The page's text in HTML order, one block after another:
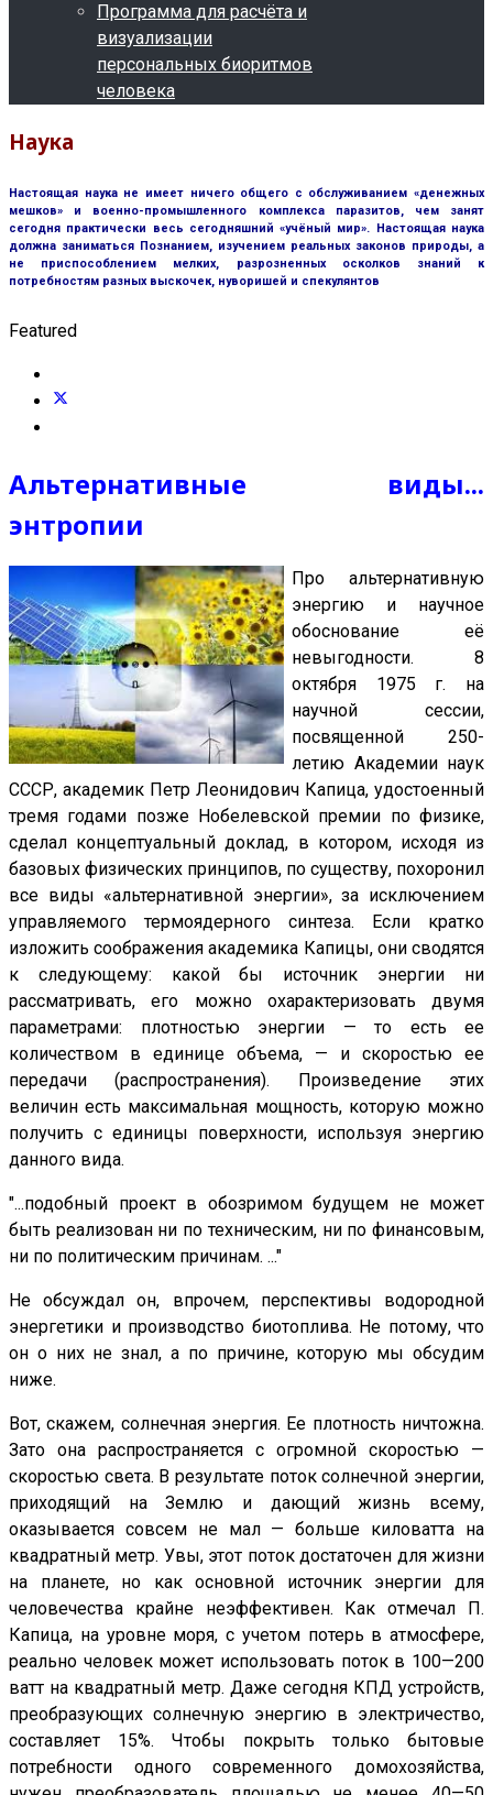
Программа для расчёта и
визуализации
персональных биоритмов
человека
Наука
Настоящая наука не имеет ничего общего с обслуживанием «денежных
мешков» и военно-промышленного комплекса паразитов, чем занят
сегодня практически весь сегодняшний «учёный мир». Настоящая наука
должна заниматься Познанием, изучением реальных законов природы, а
не приспособлением мелких, разрозненных осколков знаний к
потребностям разных выскочек, нуворишей и спекулянтов
Featured
Альтернативные виды...
энтропии
Про альтернативную
энергию и научное
обоснование её
невыгодности. 8
октября 1975 г. на
научной сессии,
посвященной 250-
летию Академии наук
СССР, академик Петр Леонидович Капица, удостоенный
тремя годами позже Нобелевской премии по физике,
сделал концептуальный доклад, в котором, исходя из
базовых физических принципов, по существу, похоронил
все виды «альтернативной энергии», за исключением
управляемого термоядерного синтеза. Если кратко
изложить соображения академика Капицы, они сводятся
к следующему: какой бы источник энергии ни
рассматривать, его можно охарактеризовать двумя
параметрами: плотностью энергии — то есть ее
количеством в единице объема, — и скоростью ее
передачи (распространения). Произведение этих
величин есть максимальная мощность, которую можно
получить с единицы поверхности, используя энергию
данного вида.
"...подобный проект в обозримом будущем не может
быть реализован ни по техническим, ни по финансовым,
ни по политическим причинам. ..."
Не обсуждал он, впрочем, перспективы водородной
энергетики и производство биотоплива. Не потому, что
он о них не знал, а по причине, которую мы обсудим
ниже.
Вот, скажем, солнечная энергия. Ее плотность ничтожна.
Зато она распространяется с огромной скоростью —
скоростью света. В результате поток солнечной энергии,
приходящий на Землю и дающий жизнь всему,
оказывается совсем не мал — больше киловатта на
квадратный метр. Увы, этот поток достаточен для жизни
на планете, но как основной источник энергии для
человечества крайне неэффективен. Как отмечал П.
Капица, на уровне моря, с учетом потерь в атмосфере,
реально человек может использовать поток в 100—200
ватт на квадратный метр. Даже сегодня КПД устройств,
преобразующих солнечную энергию в электричество,
составляет 15%. Чтобы покрыть только бытовые
потребности одного современного домохозяйства,